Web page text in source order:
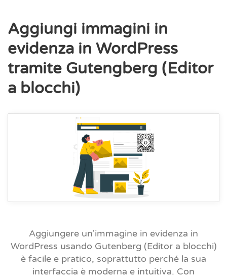
Aggiungi immagini in
evidenza in WordPress
tramite Gutengberg (Editor
a blocchi)
Aggiungere un'immagine in evidenza in
WordPress usando Gutenberg (Editor a blocchi)
è facile e pratico, soprattutto perché la sua
interfaccia è moderna e intuitiva. Con